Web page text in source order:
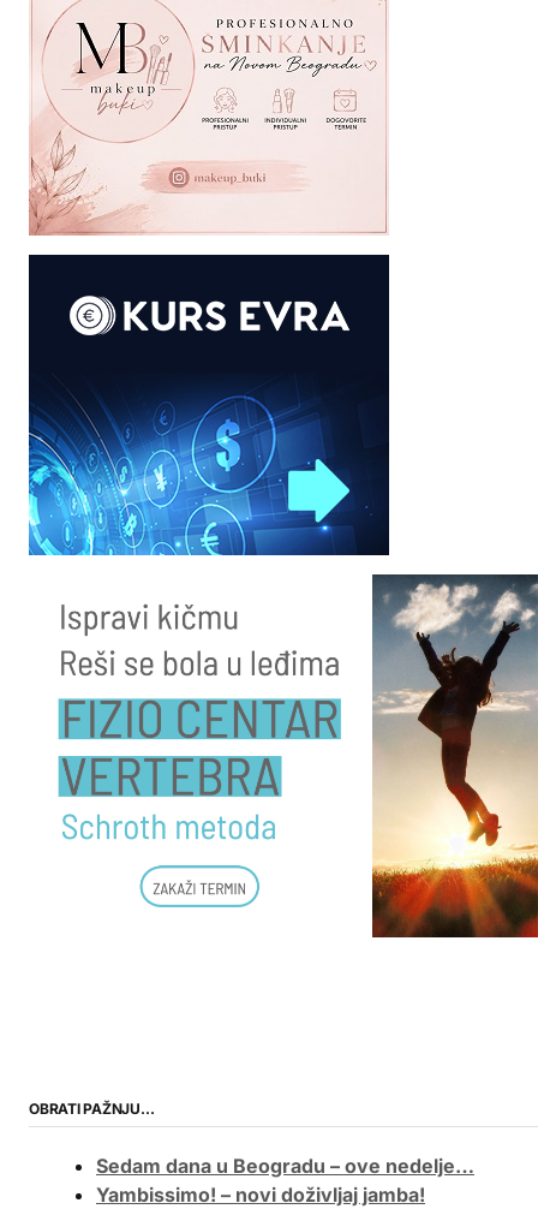
OBRATI PAŽNJU…
Sedam dana u Beogradu – ove nedelje…
Yambissimo! – novi doživljaj jamba!